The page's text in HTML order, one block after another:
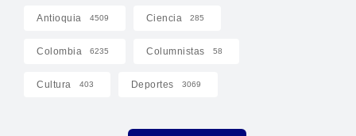
Antioquia 4509 Ciencia 285
Colombia 6235 Columnistas 58
Cultura 403 Deportes 3069